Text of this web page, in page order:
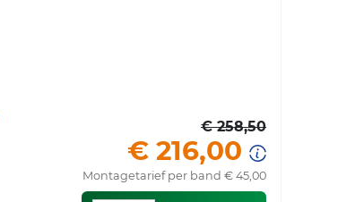
€ 258,50
€ 216,00
Montagetarief per band € 45,00